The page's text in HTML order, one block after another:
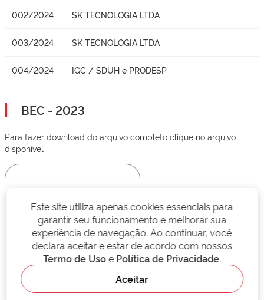
002/2024 SK TECNOLOGIA LTDA
003/2024 SK TECNOLOGIA LTDA
004/2024 IGC / SDUH e PRODESP
BEC - 2023
Para fazer download do arquivo completo clique no arquivo
disponível
Este site utiliza apenas cookies essenciais para
garantir seu funcionamento e melhorar sua
experiência de navegação. Ao continuar, você
declara aceitar e estar de acordo com nossos
Termo de UsoePolítica de Privacidade.
Aceitar